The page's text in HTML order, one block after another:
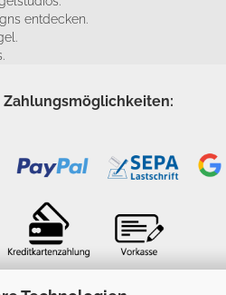
entdecken.
Zahlungsmöglichkeiten: